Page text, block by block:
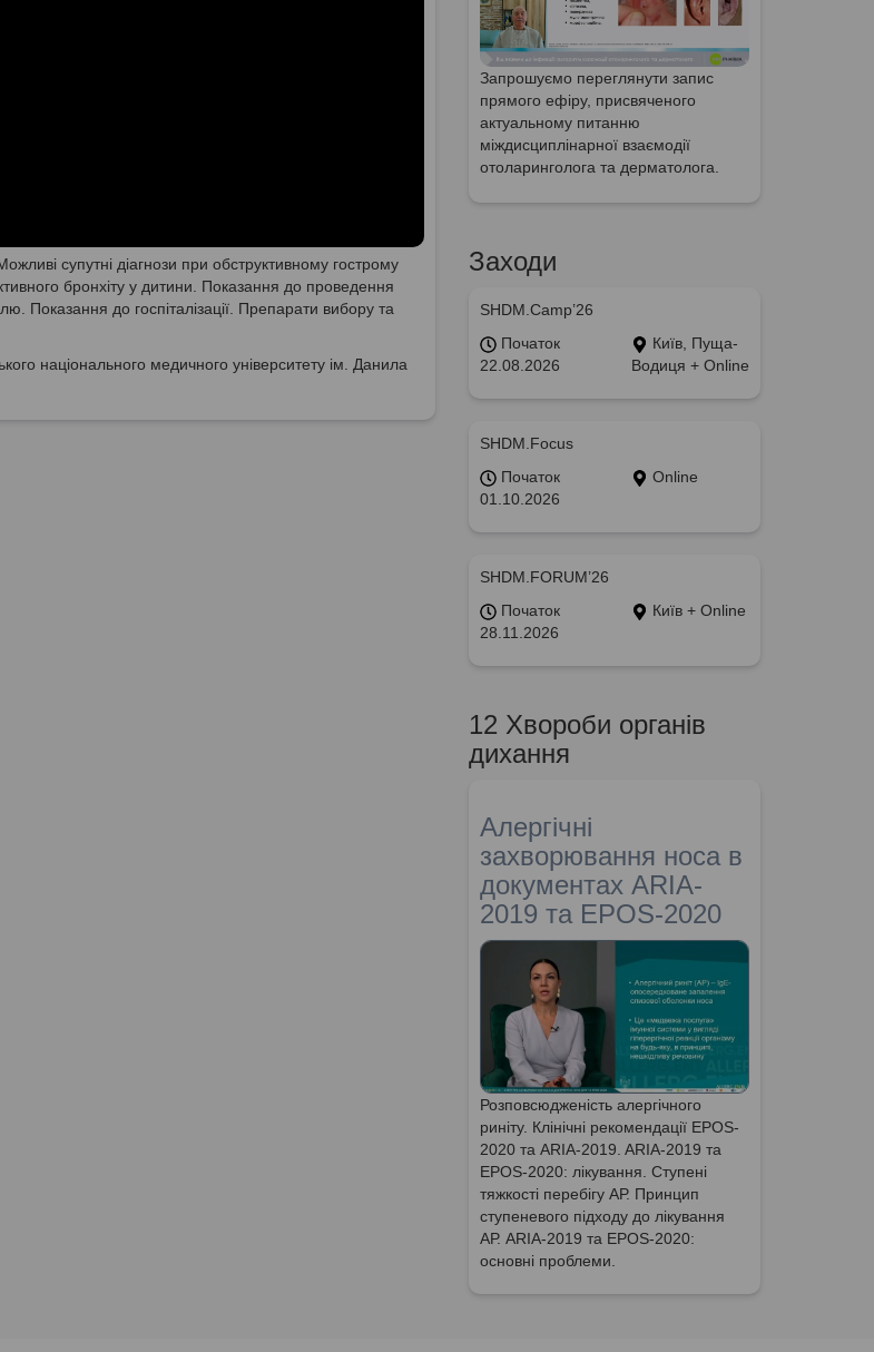
супутні діагнози при обструктивному гострому
бронхіту у дитини. Показання до проведення
Показання до госпіталізації. Препарати вибору та
національного медичного університету ім. Данила
Запрошуємо переглянути запис
прямого ефіру, присвяченого
актуальному питанню
міждисциплінарної взаємодії
отоларинголога та дерматолога.
Заходи
SHDM.Camp’26
Початок
22.08.2026
Київ, Пуща-
Водиця + Online
SHDM.Focus
Початок
01.10.2026
Online
SHDM.FORUM’26
Початок
28.11.2026
Київ + Online
12 Хвороби органів
дихання
Алергічні
захворювання носа в
документах ARIA-
2019 та EPOS-2020
Розповсюдженість алергічного
риніту. Клінічні рекомендації EPOS-
2020 та ARIA-2019. ARIA-2019 та
EPOS-2020: лікування. Ступені
тяжкості перебігу АР. Принцип
ступеневого підходу до лікування
АР. ARIA-2019 та EPOS-2020:
основні проблеми.